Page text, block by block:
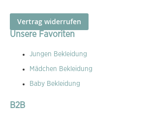
Vertrag widerrufen
Unsere Favoriten
Jungen Bekleidung
Mädchen Bekleidung
Baby Bekleidung
B2B